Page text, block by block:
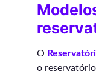
O
o